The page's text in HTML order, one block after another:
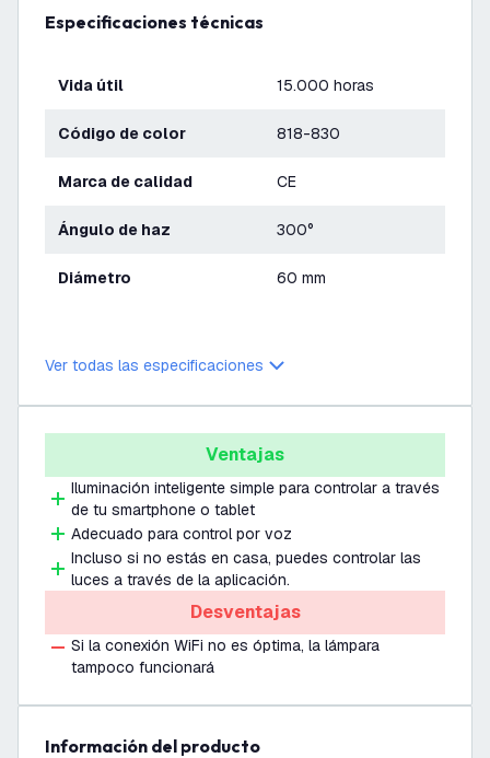
Especificaciones técnicas
Vida útil 15.000 horas
Código de color 818-830
Marca de calidad CE
Ángulo de haz 300°
Diámetro 60 mm
Ver todas las especificaciones
Ventajas
Iluminación inteligente simple para controlar a través
de tu smartphone o tablet
Adecuado para control por voz
Incluso si no estás en casa, puedes controlar las
luces a través de la aplicación.
Desventajas
Si la conexión WiFi no es óptima, la lámpara
tampoco funcionará
información del producto